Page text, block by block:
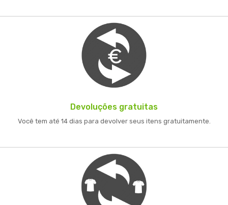
Devoluções gratuitas
Você tem até 14 dias para devolver seus itens gratuitamente.